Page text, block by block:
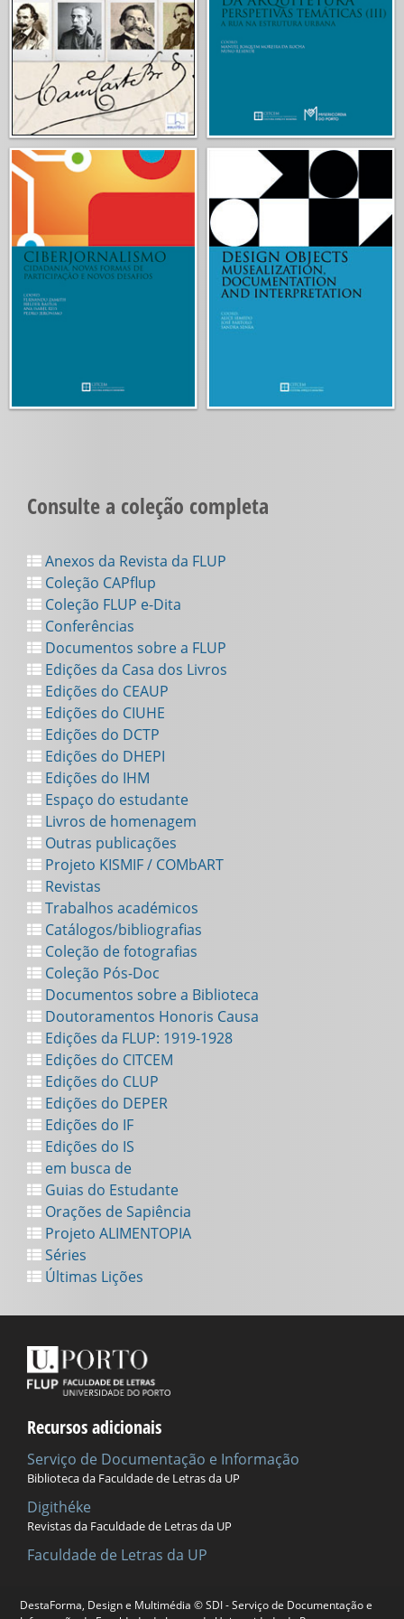
DestaForma, Design e Multimédia © SDI - Serviço de Documentação e
Consulte a coleção completa
Anexos da Revista da FLUP
Coleção CAPflup
Coleção FLUP e-Dita
Conferências
Documentos sobre a FLUP
Edições da Casa dos Livros
Edições do CEAUP
Edições do CIUHE
Edições do DCTP
Edições do DHEPI
Edições do IHM
Espaço do estudante
Livros de homenagem
Outras publicações
Projeto KISMIF / COMbART
Revistas
Trabalhos académicos
Catálogos/bibliografias
Coleção de fotografias
Coleção Pós-Doc
Documentos sobre a Biblioteca
Doutoramentos Honoris Causa
Edições da FLUP: 1919-1928
Edições do CITCEM
Edições do CLUP
Edições do DEPER
Edições do IF
Edições do IS
em busca de
Guias do Estudante
Orações de Sapiência
Projeto ALIMENTOPIA
Séries
Últimas Lições
Recursos adicionais
Serviço de Documentação e Informação
Biblioteca da Faculdade de Letras da UP
Digithéke
Revistas da Faculdade de Letras da UP
Faculdade de Letras da UP
Universidade do Porto